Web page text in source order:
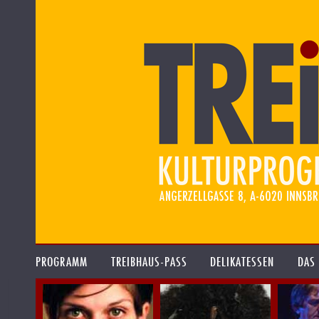
PROGRAMM TREIBHAUS-PASS DELIKATESSEN